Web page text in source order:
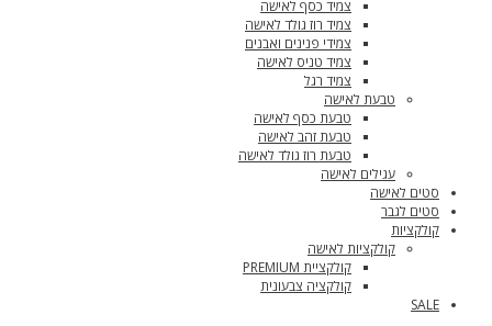
צמיד כסף לאישה
צמיד רוז גולד לאישה
צמידי פנינים ואבנים
צמיד טניס לאישה
צמיד רגל
טבעת לאישה
טבעת כסף לאישה
טבעת זהב לאישה
טבעת רוז גולד לאישה
עגילים לאישה
סטים לאישה
סטים לגבר
קולקציות
קולקציות לאישה
קולקציית PREMIUM
קולקציה צבעונית
SALE